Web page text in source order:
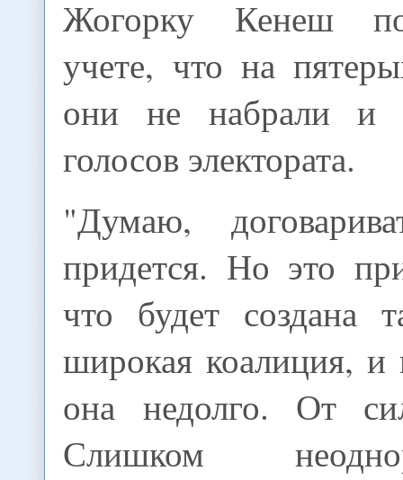
Жогорку Кенеш
учете, что на
они не набрали и
голосов электората.
"Думаю,
придется. Но это
что будет создана
широкая коалиция, и
она недолго. От
Слишком